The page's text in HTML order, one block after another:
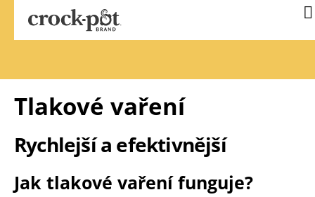
Tlakové vaření
Rychlejší a efektivnější
Jak tlakové vaření funguje?